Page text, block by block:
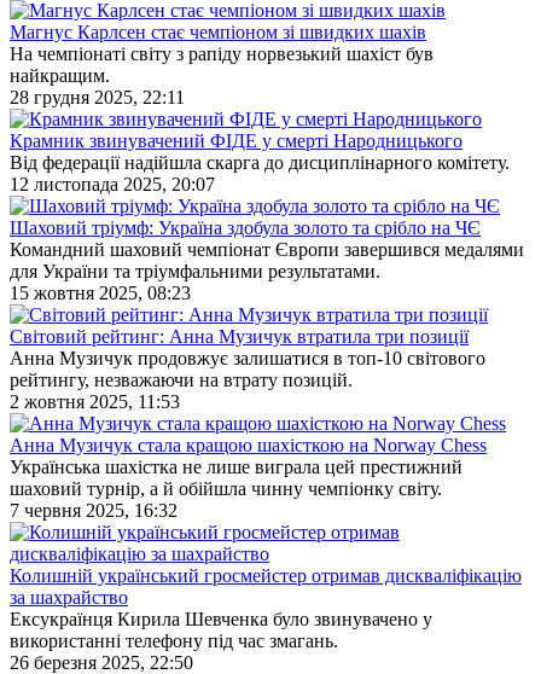
Магнус Карлсен стає чемпіоном зі швидких шахів
На чемпіонаті світу з рапіду норвезький шахіст був
найкращим.
28 грудня 2025, 22:11
Крамник звинувачений ФІДЕ у смерті Народницького
Від федерації надійшла скарга до дисциплінарного комітету.
12 листопада 2025, 20:07
Шаховий тріумф: Україна здобула золото та срібло на ЧЄ
Командний шаховий чемпіонат Європи завершився медалями
для України та тріумфальними результатами.
15 жовтня 2025, 08:23
Світовий рейтинг: Анна Музичук втратила три позиції
Анна Музичук продовжує залишатися в топ-10 світового
рейтингу, незважаючи на втрату позицій.
2 жовтня 2025, 11:53
Анна Музичук стала кращою шахісткою на Norway Chess
Українська шахістка не лише виграла цей престижний
шаховий турнір, а й обійшла чинну чемпіонку світу.
7 червня 2025, 16:32
Колишній український гросмейстер отримав дискваліфікацію
за шахрайство
Ексукраїнця Кирила Шевченка було звинувачено у
використанні телефону під час змагань.
26 березня 2025, 22:50